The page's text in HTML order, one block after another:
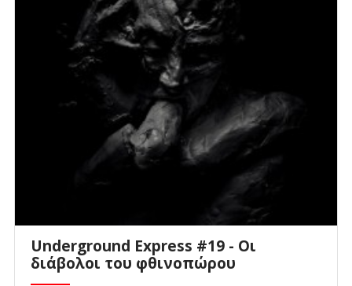
Underground Express #19 - Οι
διάβολοι του φθινοπώρου